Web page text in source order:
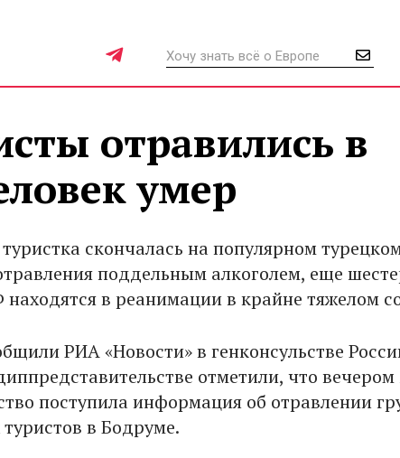
отравились в
умер
скончалась на популярном
поддельным алкоголем, еще
в реанимации в крайне тяжелом
РИА «Новости» в генконсульстве
отметили, что вечером
поступила информация об отравлении
в Бодруме.